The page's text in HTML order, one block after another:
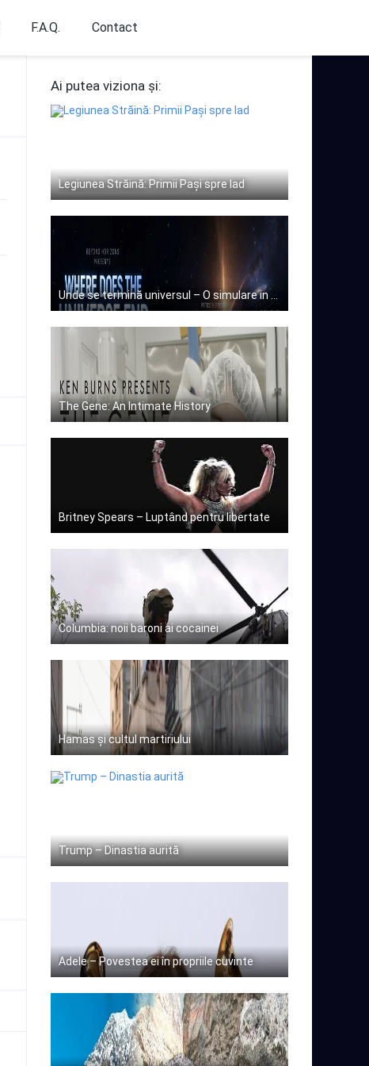
F.A.Q. Contact
Ai putea viziona și:
Legiunea Străină: Primii Pași spre Iad
Unde se termină universul – O simulare in timp real
The Gene: An Intimate History
Britney Spears – Luptând pentru libertate
Columbia: noii baroni ai cocainei
Hamas și cultul martiriului
Trump – Dinastia aurită
Adele – Povestea ei în propriile cuvinte